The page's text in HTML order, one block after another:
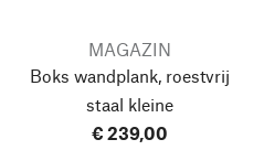
MAGAZIN
Boks wandplank, roestvrij
staal kleine
€ 239,00